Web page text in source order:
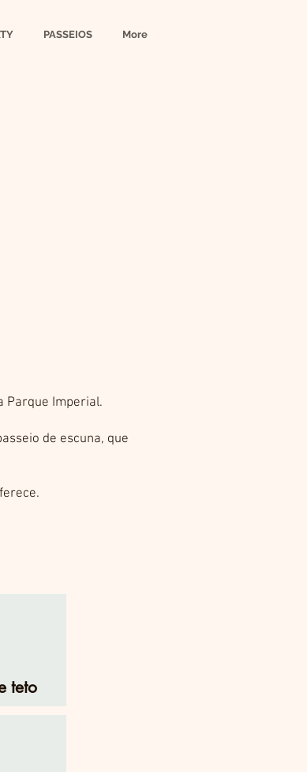
PASSEIOS More
Parque Imperial.
de escuna, que
teto